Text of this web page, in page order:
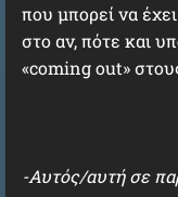
που μπορεί να
στο αν, πότε και
«coming out»
-Αυτός/αυτή σε